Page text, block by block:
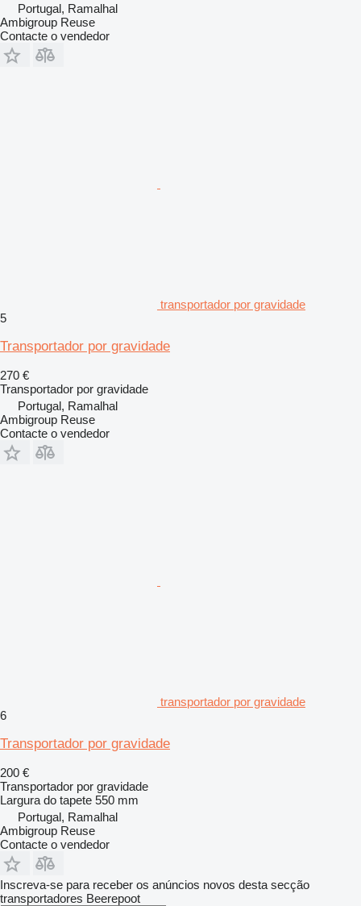
Portugal, Ramalhal
Ambigroup Reuse
Contacte o vendedor
transportador por gravidade
5
Transportador por gravidade
270 €
Transportador por gravidade
Portugal, Ramalhal
Ambigroup Reuse
Contacte o vendedor
transportador por gravidade
6
Transportador por gravidade
200 €
Transportador por gravidade
Largura do tapete 550 mm
Portugal, Ramalhal
Ambigroup Reuse
Contacte o vendedor
Inscreva-se para receber os anúncios novos desta secção
transportadores Beerepoot